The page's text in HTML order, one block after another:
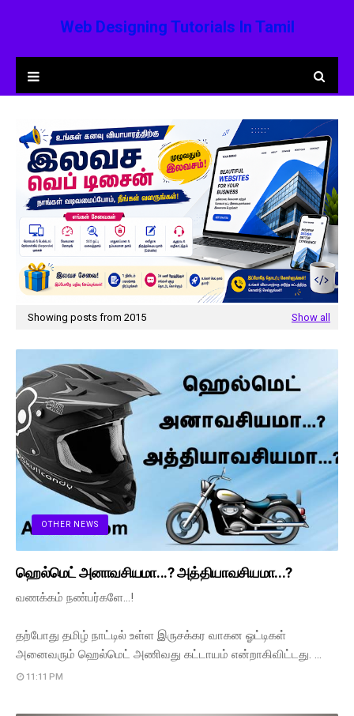
Web Designing Tutorials In Tamil
Showing posts from 2015 Show all
OTHER NEWS
ஹெல்மெட் அனாவசியமா...? அத்தியாவசியமா...?
வணக்கம் நண்பர்களே...!
தற்போது தமிழ் நாட்டில் உள்ள இருசக்கர வாகன ஓட்டிகள்
அனைவரும் ஹெல்மெட் அணிவது கட்டாயம் என்றாகிவிட்டது. …
11:11 PM